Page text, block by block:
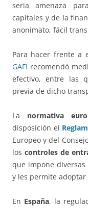
seria amenaza
capitales y de la
anonimato, fácil
Para hacer frente a
GAFI recomendó
efectivo, entre las
previa de dicho
La normativa
disposición el
Europeo y del
los controles de
que impone diversas
y les permite
En España, la